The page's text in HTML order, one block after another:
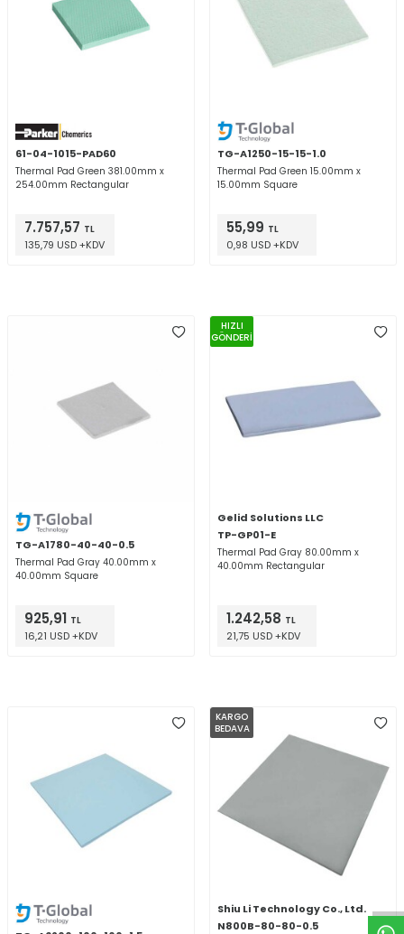
61-04-1015-PAD60
Thermal Pad Green 381.00mm x
254.00mm Rectangular
7.757,57 TL
135,79 USD +KDV
TG-A1250-15-15-1.0
Thermal Pad Green 15.00mm x
15.00mm Square
55,99 TL
0,98 USD +KDV
TG-A1780-40-40-0.5
Thermal Pad Gray 40.00mm x
40.00mm Square
925,91 TL
16,21 USD +KDV
HIZLI
GÖNDERİ
Gelid Solutions LLC
TP-GP01-E
Thermal Pad Gray 80.00mm x
40.00mm Rectangular
1.242,58 TL
21,75 USD +KDV
KARGO
BEDAVA
Shiu Li Technology Co., Ltd.
N800B-80-80-0.5